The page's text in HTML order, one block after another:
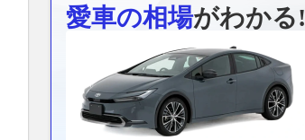
愛車の相場がわかる!